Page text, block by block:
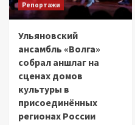
Репортажи
Ульяновский
ансамбль «Волга»
собрал аншлаг на
сценах домов
культуры в
присоединённых
регионах России